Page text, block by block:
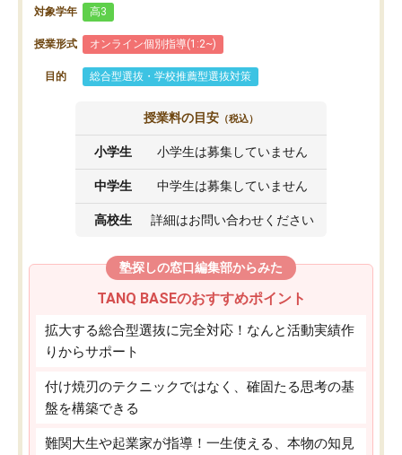
対象学年 高3
授業形式 オンライン個別指導(1:2~)
目的 総合型選抜・学校推薦型選抜対策
授業料の目安 （税込）
小学生 小学生は募集していません
中学生 中学生は募集していません
高校生 詳細はお問い合わせください
塾探しの窓口編集部からみた
TANQ BASEのおすすめポイント
拡大する総合型選抜に完全対応！なんと活動実績作
りからサポート
付け焼刃のテクニックではなく、確固たる思考の基
盤を構築できる
難関大生や起業家が指導！一生使える、本物の知見